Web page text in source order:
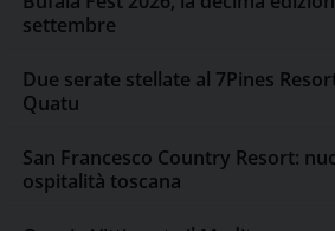
settembre
Due serate stellate al 7Pines
Quatu
San Francesco Country Resort:
ospitalità toscana